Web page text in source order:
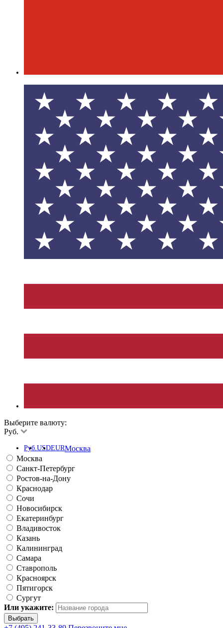
Выберите валюту:
Руб.
Руб.USDEURМосква
Москва
Санкт-Петербург
Ростов-на-Дону
Краснодар
Сочи
Новосибирск
Екатеринбург
Владивосток
Казань
Калининград
Самара
Ставрополь
Красноярск
Пятигорск
Сургут
Или укажите: